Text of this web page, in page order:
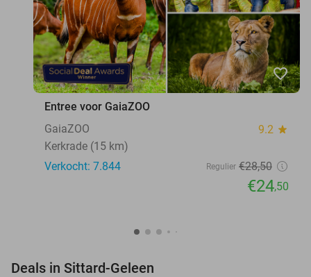
favorite_border
Entree voor GaiaZOO
GaiaZOO
9.2 star
Kerkrade (15 km)
Verkocht: 7.844
Regulier €28,50
€24,50
Deals in Sittard-Geleen